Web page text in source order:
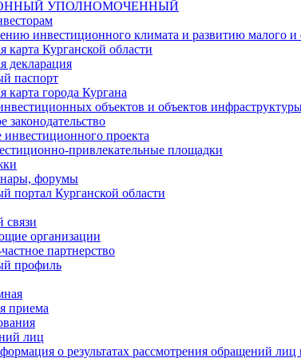
УПОЛНОМОЧЕННЫЙ
инвестиционного климата и развитию малого и
карта Курганской области
декларация
паспорт
карта города Кургана
объектов и объектов
законодательство
проекта
привлекательные площадки
форумы
портал Курганской области
связи
организации
партнерство
профиль
приема
лиц
о результатах рассмотрения обращений